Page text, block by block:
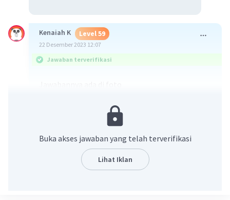
Kenaiah K Level 59
22 Desember 2023 12:07
Jawaban terverifikasi
Buka akses jawaban yang telah terverifikasi
Lihat Iklan